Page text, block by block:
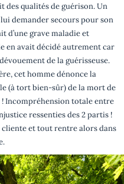
des qualités de guérison. Un
demander secours pour son
d’une grave maladie et
en avait décidé autrement car
de la guérisseuse.
cet homme dénonce la
(à tort bien-sûr) de la mort de
Incompréhension totale entre
ressenties des 2 partis !
et tout rentre alors dans